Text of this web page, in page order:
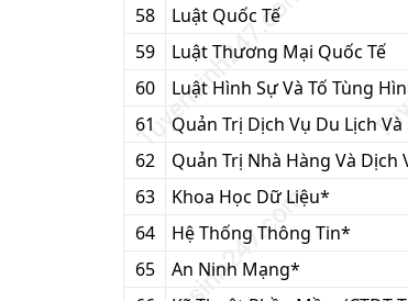
58
Luật Quốc Tế
59
Luật Thương Mại Quốc Tế
60
Luật Hình Sự Và Tố Tùng
61
Quản Trị Dịch Vụ Du Lịch
62
Quản Trị Nhà Hàng Và Dịch
63
Khoa Học Dữ Liệu*
64
Hệ Thống Thông Tin*
65
An Ninh Mạng*